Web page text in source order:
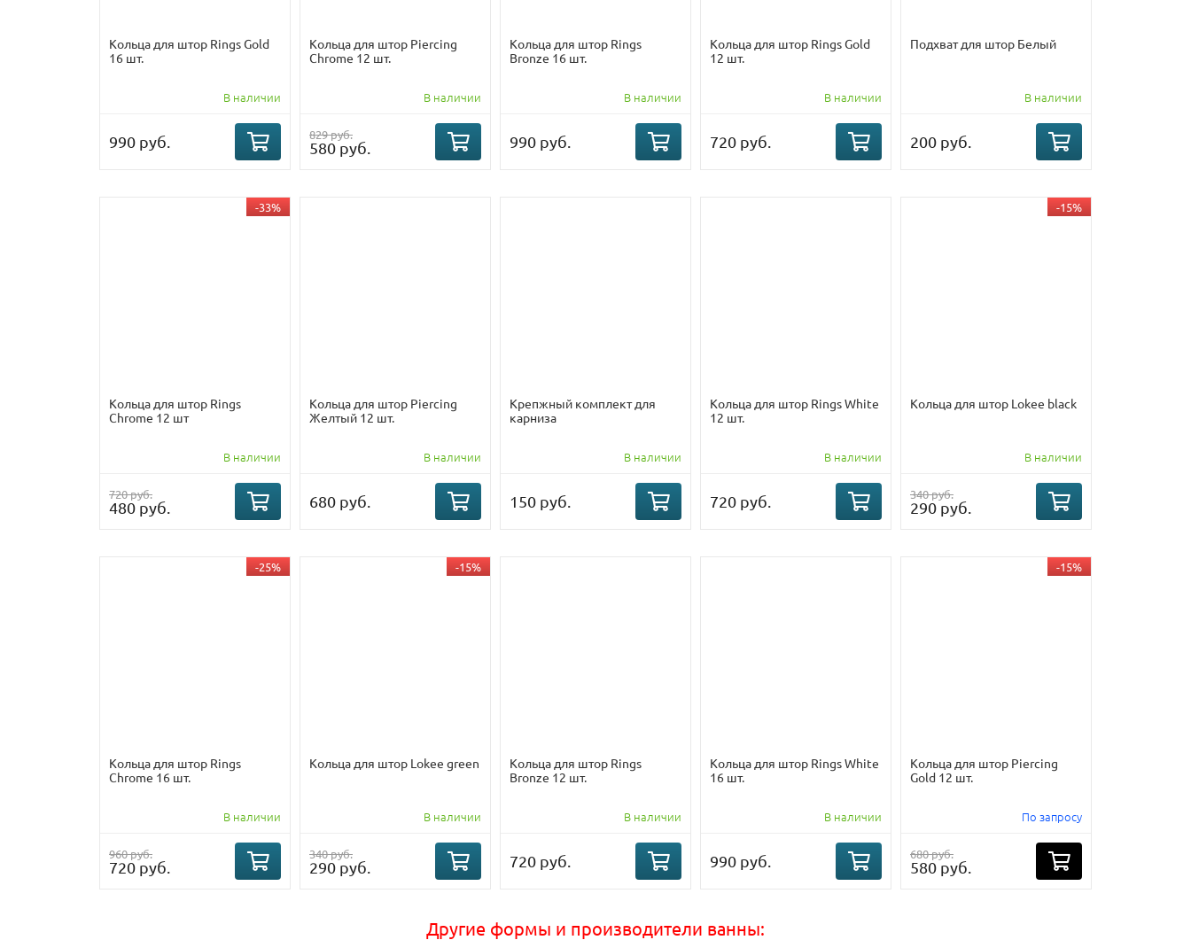
Кольца для штор Rings Gold
16 шт.
В наличии
990 руб.
Кольца для штор Piercing
Chrome 12 шт.
В наличии
829 руб.
580 руб.
Кольца для штор Rings
Bronze 16 шт.
В наличии
990 руб.
Кольца для штор Rings Gold
12 шт.
В наличии
720 руб.
Подхват для штор Белый
В наличии
200 руб.
-33%
Кольца для штор Rings
Chrome 12 шт
В наличии
720 руб.
480 руб.
Кольца для штор Piercing
Желтый 12 шт.
В наличии
680 руб.
Крепжный комплект для
карниза
В наличии
150 руб.
Кольца для штор Rings White
12 шт.
В наличии
720 руб.
-15%
Кольца для штор Lokee black
В наличии
340 руб.
290 руб.
-25%
Кольца для штор Rings
Chrome 16 шт.
В наличии
960 руб.
720 руб.
-15%
Кольца для штор Lokee green
В наличии
340 руб.
290 руб.
Кольца для штор Rings
Bronze 12 шт.
В наличии
720 руб.
Кольца для штор Rings White
16 шт.
В наличии
990 руб.
-15%
Кольца для штор Piercing
Gold 12 шт.
По запросу
680 руб.
580 руб.
Другие формы и производители ванны: